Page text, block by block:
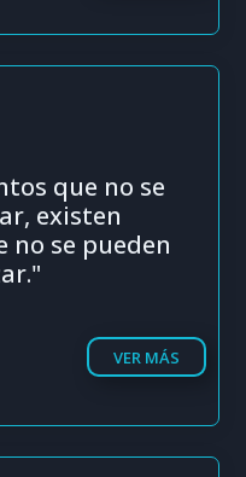
que no se
existen
no se pueden
VER MÁS